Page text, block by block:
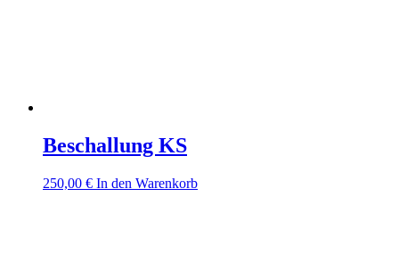
Beschallung KS
250,00 € In den Warenkorb